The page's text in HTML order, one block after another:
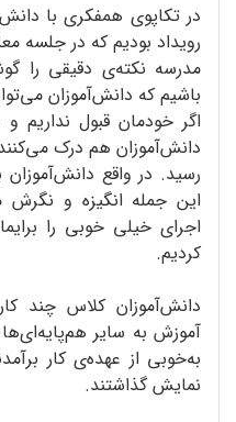
در تکاپوی همفکری با
رویداد بودیم که در جلسه
مدرسه نکته‌ی دقیقی را
باشیم که دانش‌آموزان
اگر خودمان قبول نداریم
دانش‌آموزان هم درک
رسید. در واقع
این جمله انگیزه و نگرش
اجرای خیلی خوبی را
کردیم.
دانش‌آموزان کلاس چند
آموزش به سایر
به‌خوبی از عهده‌ی کار
نمایش گذاشتند.